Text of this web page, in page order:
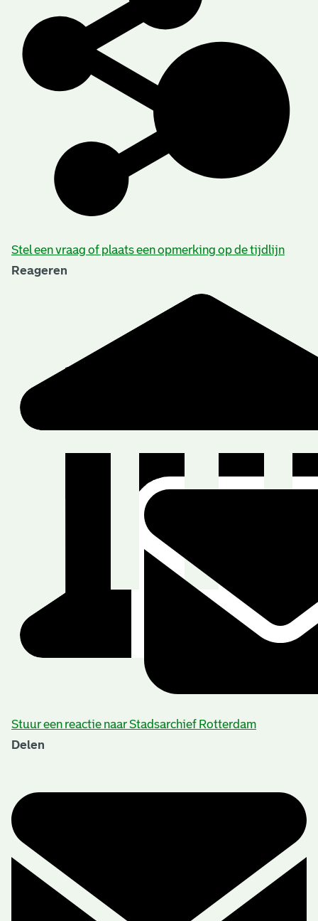
Stel een vraag of plaats een opmerking op de tijdlijn
Reageren
Stuur een reactie naar Stadsarchief Rotterdam
Delen